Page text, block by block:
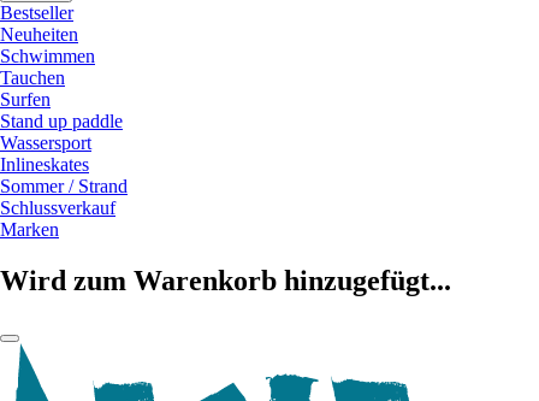
Bestseller
Neuheiten
Schwimmen
Tauchen
Surfen
Stand up paddle
Wassersport
Inlineskates
Sommer / Strand
Schlussverkauf
Marken
Wird zum Warenkorb hinzugefügt...